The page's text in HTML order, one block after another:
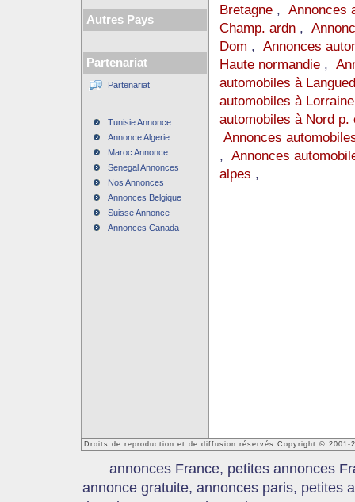
Autres Pays
Partenariat
Partenariat
Tunisie Annonce
Annonce Algerie
Maroc Annonce
Senegal Annonces
Nos Annonces
Annonces Belgique
Suisse Annonce
Annonces Canada
Bretagne, Annonces
Champ. ardn,
Dom , Annonces
Haute normandie,
automobiles à
automobiles à Lorraine
automobiles à Nord p.
Annonces
, Annonces
alpes ,
Droits de reproduction et de diffusion réservés Copyright © 2001-
annonces France, petites annonces
annonce gratuite, annonces paris, petites